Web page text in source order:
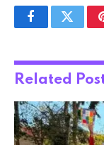
FacebookTwitter
Related